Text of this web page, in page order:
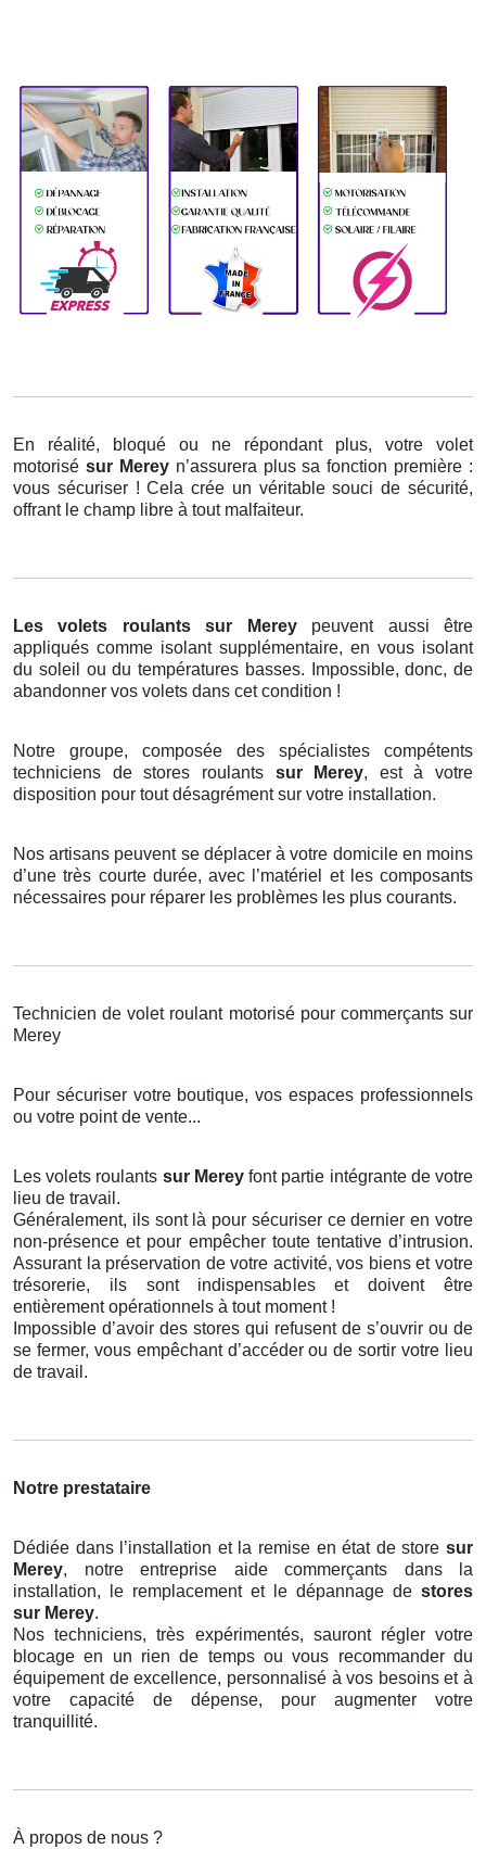
En réalité, bloqué ou ne répondant plus, votre volet
motorisé sur Merey n’assurera plus sa fonction première :
vous sécuriser ! Cela crée un véritable souci de sécurité,
offrant le champ libre à tout malfaiteur.
Les volets roulants sur Merey peuvent aussi être
appliqués comme isolant supplémentaire, en vous isolant
du soleil ou du températures basses. Impossible, donc, de
abandonner vos volets dans cet condition !
Notre groupe, composée des spécialistes compétents
techniciens de stores roulants sur Merey, est à votre
disposition pour tout désagrément sur votre installation.
Nos artisans peuvent se déplacer à votre domicile en moins
d’une très courte durée, avec l’matériel et les composants
nécessaires pour réparer les problèmes les plus courants.
Technicien de volet roulant motorisé pour commerçants sur
Merey
Pour sécuriser votre boutique, vos espaces professionnels
ou votre point de vente...
Les volets roulants sur Mereyfont partie intégrante de votre
lieu de travail.
Généralement, ils sont là pour sécuriser ce dernier en votre
non-présence et pour empêcher toute tentative d’intrusion.
Assurant la préservation de votre activité, vos biens et votre
trésorerie, ils sont indispensables et doivent être
entièrement opérationnels à tout moment !
Impossible d’avoir des stores qui refusent de s’ouvrir ou de
se fermer, vous empêchant d’accéder ou de sortir votre lieu
de travail.
Notre prestataire
Dédiée dans l’installation et la remise en état de store sur
Merey, notre entreprise aide commerçants dans la
installation, le remplacement et le dépannage de stores
sur Merey.
Nos techniciens, très expérimentés, sauront régler votre
blocage en un rien de temps ou vous recommander du
équipement de excellence, personnalisé à vos besoins et à
votre capacité de dépense, pour augmenter votre
tranquillité.
À propos de nous ?